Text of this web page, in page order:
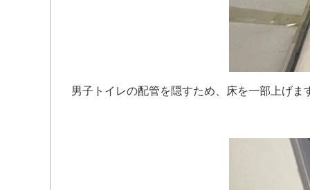
男子トイレの配管を隠すため、床を一部上げま